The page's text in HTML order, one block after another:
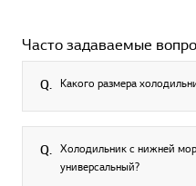
Часто задаваемые
Q. Какого размера
Q. Холодильник с нижней
универсальный?